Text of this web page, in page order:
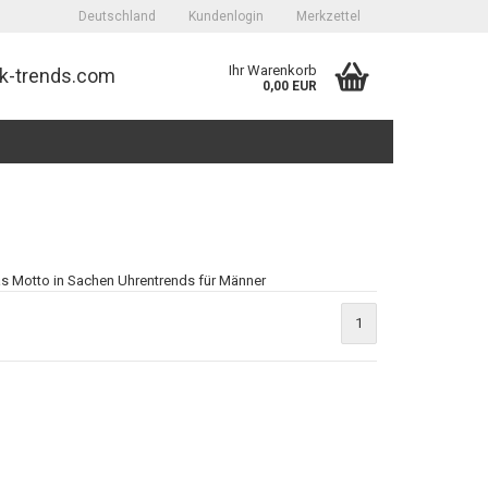
Deutschland Kundenlogin Merkzettel
trends.com Ihr Warenkorb
0,00 EUR
Motto in Sachen Uhrentrends für Männer
1